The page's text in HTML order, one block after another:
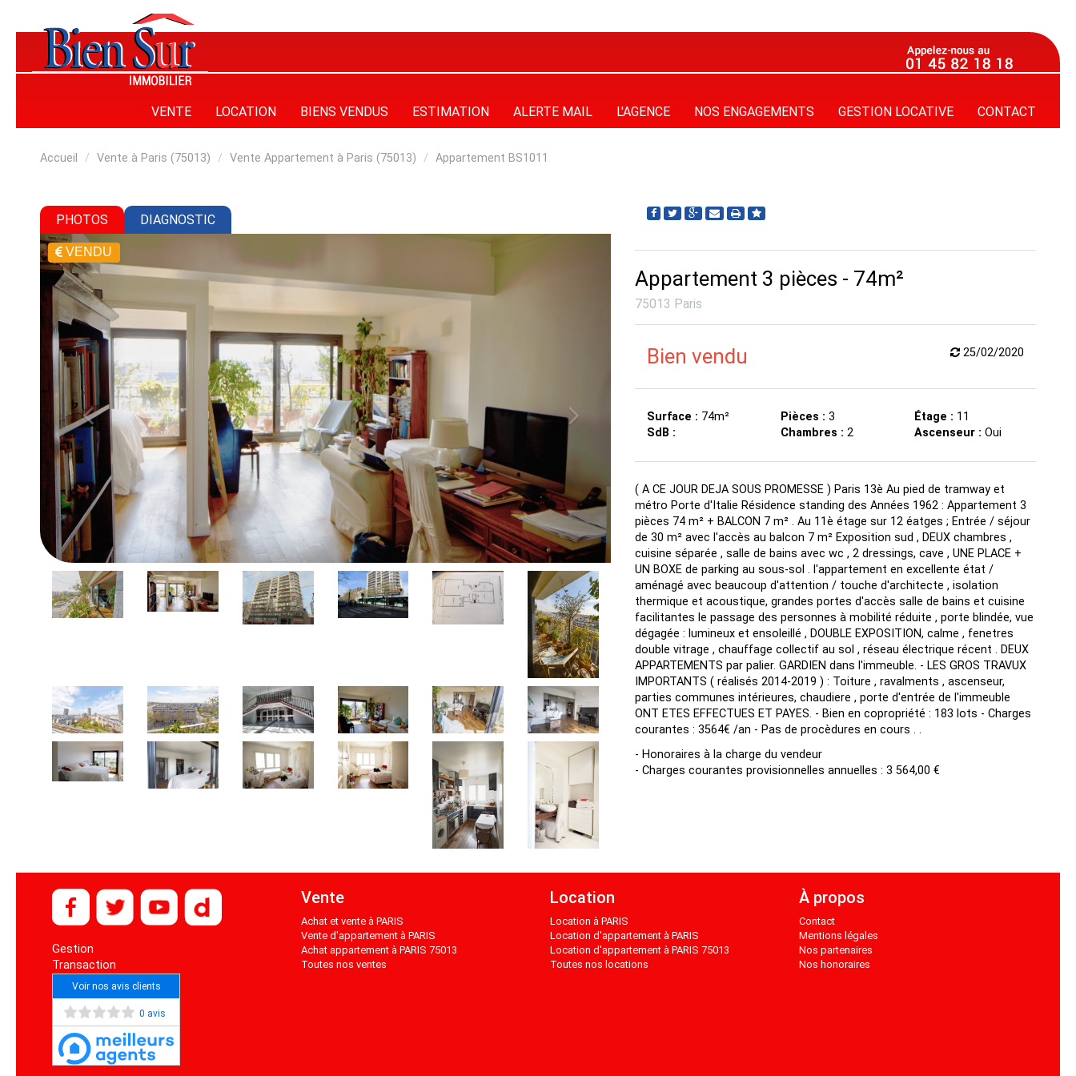
VENTE LOCATION BIENS VENDUS ESTIMATION ALERTE MAIL L'AGENCE NOS ENGAGEMENTS GESTION LOCATIVE CONTACT
Accueil Vente à Paris (75013) Vente Appartement à Paris (75013) Appartement BS1011
PHOTOS DIAGNOSTIC
VENDU
Appartement 3 pièces - 74m²
75013 Paris
Bien vendu 25/02/2020
Surface : 74m²
SdB :
Pièces : 3
Chambres : 2
Étage : 11
Ascenseur : Oui
( A CE JOUR DEJA SOUS PROMESSE ) Paris 13è Au pied de tramway et
métro Porte d'Italie Résidence standing des Années 1962 : Appartement 3
pièces 74 m² + BALCON 7 m² . Au 11è étage sur 12 éatges ; Entrée / séjour
de 30 m² avec l'accès au balcon 7 m² Exposition sud , DEUX chambres ,
cuisine séparée , salle de bains avec wc , 2 dressings, cave , UNE PLACE +
UN BOXE de parking au sous-sol . l'appartement en excellente état /
aménagé avec beaucoup d'attention / touche d'architecte , isolation
thermique et acoustique, grandes portes d'accès salle de bains et cuisine
facilitantes le passage des personnes à mobilité réduite , porte blindée, vue
dégagée : lumineux et ensoleillé , DOUBLE EXPOSITION, calme , fenetres
double vitrage , chauffage collectif au sol , réseau électrique récent . DEUX
APPARTEMENTS par palier. GARDIEN dans l'immeuble. - LES GROS TRAVUX
IMPORTANTS ( réalisés 2014-2019 ) : Toiture , ravalments , ascenseur,
parties communes intérieures, chaudiere , porte d'entrée de l'immeuble
ONT ETES EFFECTUES ET PAYES. - Bien en copropriété : 183 lots - Charges
courantes : 3564€ /an - Pas de procèdures en cours . .
- Honoraires à la charge du vendeur
- Charges courantes provisionnelles annuelles : 3 564,00 €
Gestion
Transaction
Voir nos avis clients
0 avis
Vente
Achat et vente à PARIS
Vente d'appartement à PARIS
Achat appartement à PARIS 75013
Toutes nos ventes
Location
Location à PARIS
Location d'appartement à PARIS
Location d'appartement à PARIS 75013
Toutes nos locations
À propos
Contact
Mentions légales
Nos partenaires
Nos honoraires